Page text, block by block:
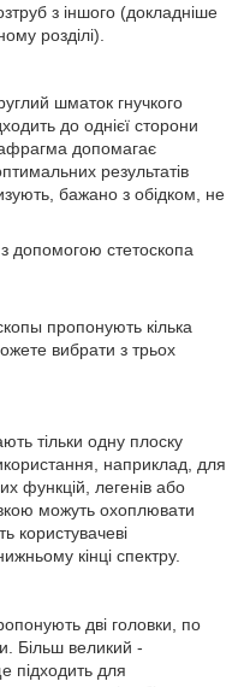
з іншого (докладніше
розділі).
шматок гнучкого
до однієї сторони
допомагає
результатів
бажано з обідком, не
пропонують кілька
вибрати з трьох
тільки одну плоску
наприклад, для
функцій, легенів або
можуть охоплювати
користувачеві
кінці спектру.
дві головки, по
Більш великий -
підходить для